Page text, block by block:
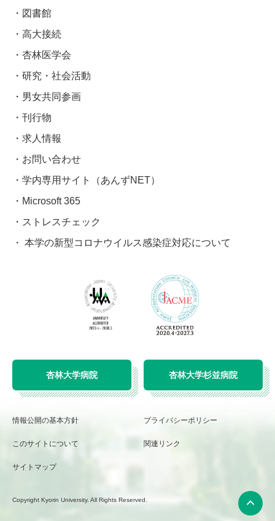
図書館
高大接続
杏林医学会
研究・社会活動
男女共同参画
刊行物
求人情報
お問い合わせ
学内専用サイト（あんずNET）
Microsoft 365
ストレスチェック
本学の新型コロナウイルス感染症対応について
杏林大学病院 杏林大学杉並病院
情報公開の基本方針 プライバシーポリシー
このサイトについて 関連リンク
サイトマップ
Copyright Kyorin University. All Rights Reserved.